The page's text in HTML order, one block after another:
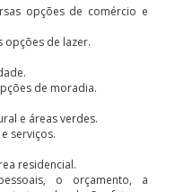
opções de comércio e
opções de lazer.
de moradia.
e áreas verdes.
serviços.
residencial.
o orçamento, a